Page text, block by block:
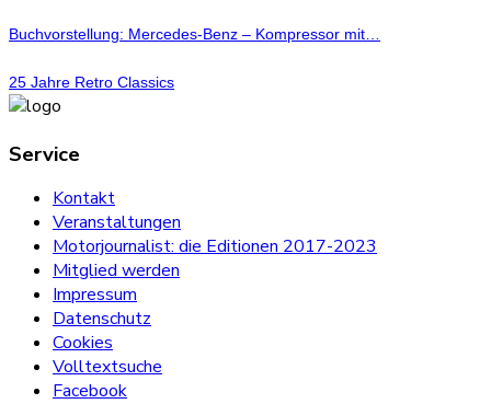
Buchvorstellung: Mercedes-Benz – Kompressor mit…
25 Jahre Retro Classics
Service
Kontakt
Veranstaltungen
Motorjournalist: die Editionen 2017-2023
Mitglied werden
Impressum
Datenschutz
Cookies
Volltextsuche
Facebook